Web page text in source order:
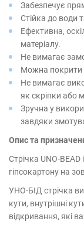
Забезпечує
Стійка до води
Ефективна,
матеріалу.
Не вимагає
Можна
Не вимагає
як скріпки або
Зручна у
завдяки
Опис та
Стрічка UNO-
гіпсокартону на
УНО-БІД стрічка
кути, внутрішні
відкривання, які